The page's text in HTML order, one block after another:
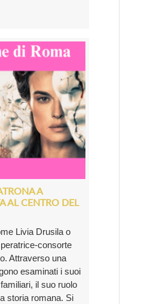
A
AL CENTRO DEL
Livia Drusila o
consorte
Attraverso una
esaminati i suoi
il suo ruolo
storia romana. Si